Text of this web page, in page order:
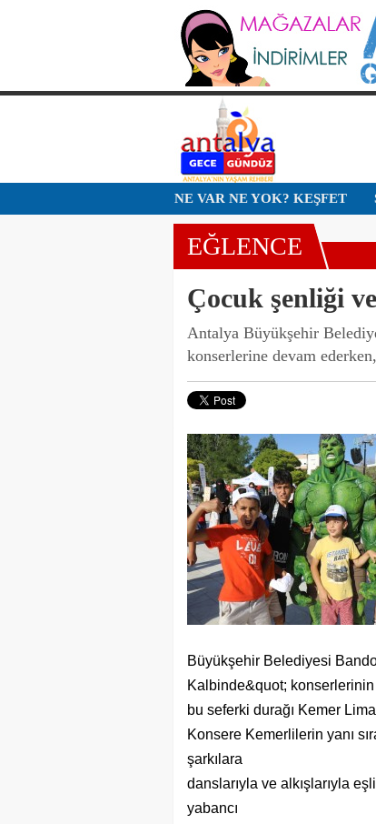
NE VAR NE YOK? KEŞFET
EĞLENCE
Çocuk şenliği
Antalya Büyükşehir
konserlerine devam
Büyükşehir Belediyesi
Kalbinde&quot; konserlerinin
bu seferki durağı Kemer
Konsere Kemerlilerin yanı
şarkılara
danslarıyla ve alkışlarıyla
yabancı